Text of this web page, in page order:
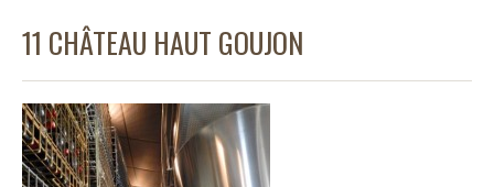
11 CHÂTEAU HAUT GOUJON